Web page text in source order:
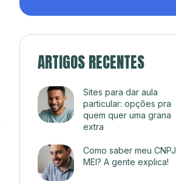
ARTIGOS RECENTES
Sites para dar aula
particular: opções pra
quem quer uma grana
extra
Como saber meu CNPJ
MEI? A gente explica!